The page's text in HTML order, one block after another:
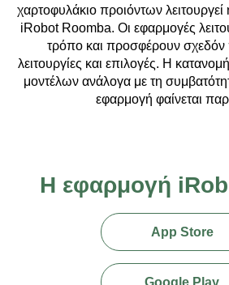
χαρτοφυλάκιο προιόντων
iRobot Roomba. Οι εφαρμογές
τρόπο και προσφέρουν σχεδόν
λειτουργίες και επιλογές. Η
μοντέλων ανάλογα με τη
εφαρμογή φαίνεται
Η εφαρμογή
App Store
Google Play